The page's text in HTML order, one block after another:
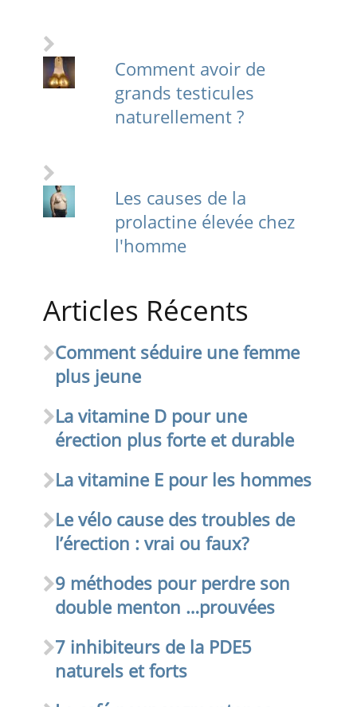
Comment avoir de
grands testicules
naturellement ?
Les causes de la
prolactine élevée chez
l'homme
Articles Récents
Comment séduire une femme
plus jeune
La vitamine D pour une
érection plus forte et durable
La vitamine E pour les hommes
Le vélo cause des troubles de
l’érection : vrai ou faux?
9 méthodes pour perdre son
double menton …prouvées
7 inhibiteurs de la PDE5
naturels et forts